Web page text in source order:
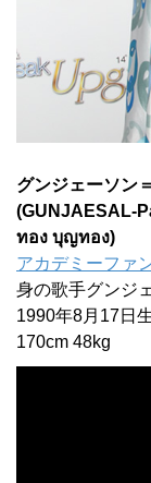
グンジェーソン
(GUNJAESAL-
ทอง บุญทอง)
アカデミーファ
身の歌手グンジ
1990年8月17日
170cm 48kg